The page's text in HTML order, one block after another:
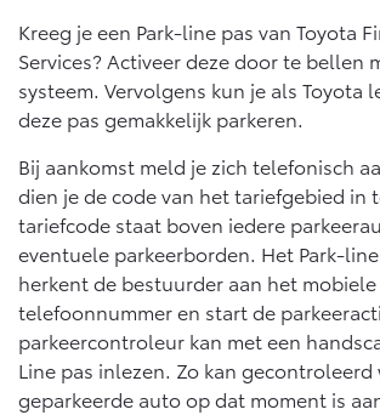
Kreeg je een Park-line pas van Toyota
Services? Activeer deze door te bellen
systeem. Vervolgens kun je als Toyota
deze pas gemakkelijk parkeren.
Bij aankomst meld je zich telefonisch
dien je de code van het tariefgebied in
tariefcode staat boven iedere
eventuele parkeerborden. Het Park-
herkent de bestuurder aan het mobiele
telefoonnummer en start de
parkeercontroleur kan met een
Line pas inlezen. Zo kan
geparkeerde auto op dat moment is